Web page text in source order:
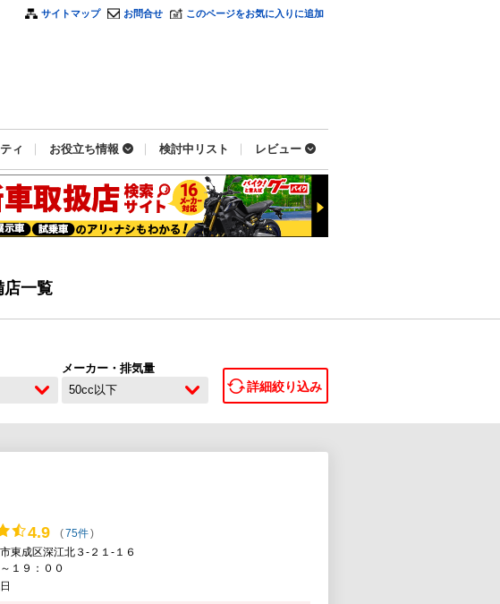
サイトマップ お問合せ このページをお気に入りに追加
ィ お役立ち情報 検討中リスト レビュー
店一覧
メーカー・排気量
50cc以下
詳細絞り込み
4.9 (75件)
東成区深江北３-２１-１６
１９：００